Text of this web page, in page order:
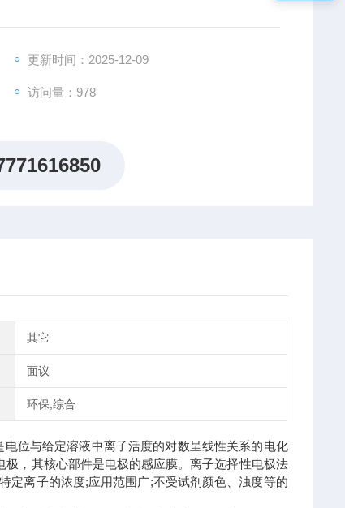
更新时间：2025-12-09
访问量：978
其它
面议
环保,综合
位与给定溶液中离子活度的对数呈线性关系的电化
，其核心部件是电极的感应膜。离子选择性电极法
定离子的浓度;应用范围广;不受试剂颜色、浊度等的